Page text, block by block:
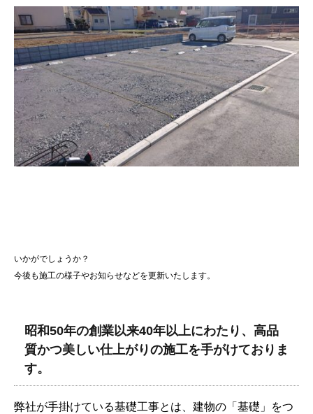
いかがでしょうか？
今後も施工の様子やお知らせなどを更新いたします。
昭和50年の創業以来40年以上にわたり、高品
質かつ美しい仕上がりの施工を手がけておりま
す。
弊社が手掛けている基礎工事とは、建物の「基礎」をつ